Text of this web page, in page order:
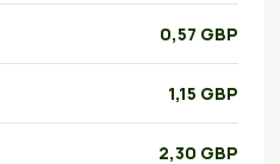
0,57 GBP
1,15 GBP
2,30 GBP